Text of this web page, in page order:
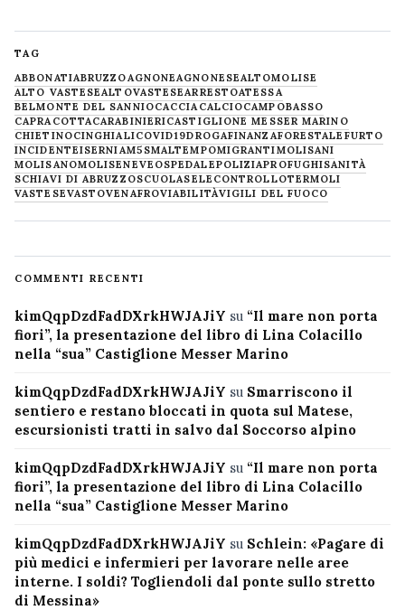
TAG
ABBONATIABRUZZOAGNONEAGNONESEALTOMOLISE
ALTO VASTESEALTOVASTESEARRESTOATESSA
BELMONTE DEL SANNIOCACCIACALCIOCAMPOBASSO
CAPRACOTTACARABINIERICASTIGLIONE MESSER MARINO
CHIETINOCINGHIALICOVID19DROGAFINANZAFORESTALE FURTO
INCIDENTEISERNIAM5SMALTEMPOMIGRANTIMOLISANI
MOLISANOMOLISENEVE OSPEDALEPOLIZIAPROFUGHISANITÀ
SCHIAVI DI ABRUZZOSCUOLASELECONTROLLOTERMOLI
VASTESEVASTOVENAFROVIABILITÀVIGILI DEL FUOCO
COMMENTI RECENTI
kimQqpDzdFadDXrkHWJAJiY su “Il mare non porta
fiori”, la presentazione del libro di Lina Colacillo
nella “sua” Castiglione Messer Marino
kimQqpDzdFadDXrkHWJAJiY su Smarriscono il
sentiero e restano bloccati in quota sul Matese,
escursionisti tratti in salvo dal Soccorso alpino
kimQqpDzdFadDXrkHWJAJiY su “Il mare non porta
fiori”, la presentazione del libro di Lina Colacillo
nella “sua” Castiglione Messer Marino
kimQqpDzdFadDXrkHWJAJiY su Schlein: «Pagare di
più medici e infermieri per lavorare nelle aree
interne. I soldi? Togliendoli dal ponte sullo stretto
di Messina»